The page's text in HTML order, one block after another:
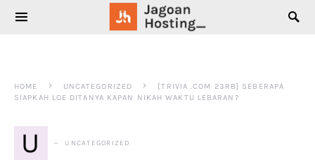
SEARCH FOR:
HOME UNCATEGORIZED
[TRIVIA .COM 23RB] SEBERAPA
SIAPKAH LOE DITANYA KAPAN NIKAH WAKTU LEBARAN?
U UNCATEGORIZED